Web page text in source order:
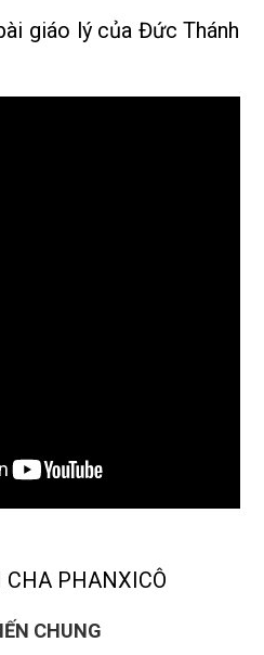
giáo lý của Đức Thánh
PHANXICÔ
CHUNG